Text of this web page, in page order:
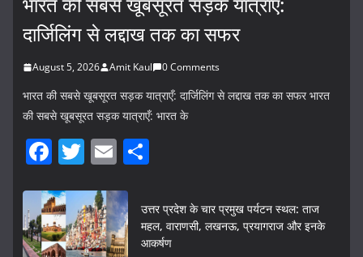
दार्जिलिंग से लद्दाख तक का सफर
August 5, 2026 Amit Kaul 0 Comments
भारत की सबसे खूबसूरत सड़क यात्राएँ: दार्जिलिंग से लद्दाख तक का सफर भारत
की सबसे खूबसूरत सड़क यात्राएँ: भारत के
F
c
e
T
itt
er
E
ai
l
ar
e
उत्तर प्रदेश के चार प्रमुख पर्यटन स्थल: ताज
महल, वाराणसी, लखनऊ, प्रयागराज और इनके
आकर्षण